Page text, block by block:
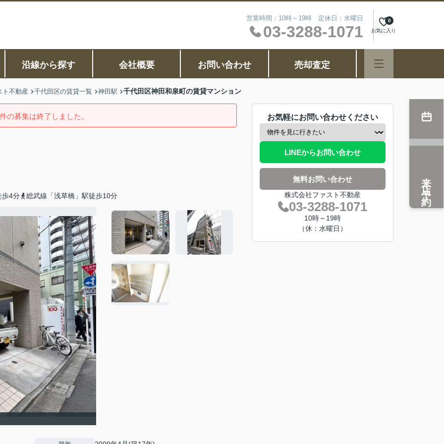
営業時間：10時～19時 定休日：水曜日
03-3288-1071 お気に入り
0
沿線から探す 会社概要 お問い合わせ 売却査定
ト不動産 千代田区の賃貸一覧 神田駅 千代田区神田和泉町の賃貸マンション
の募集は終了しました。
歩4分 総武線「浅草橋」駅徒歩10分
お気軽にお問い合わせください
LINEからお問い合わせ
無料お問い合わせ
株式会社ファスト不動産
03-3288-1071
10時～19時
（休：水曜日）
来店予約